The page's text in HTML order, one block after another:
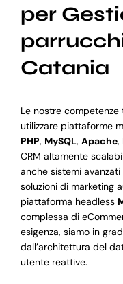
per
Catania
Le nostre
utilizzare piattaforme
PHP, MySQL, Apache,
CRM altamente
anche sistemi avanzati
soluzioni di marketing
piattaforma headless
complessa di
esigenza, siamo in
dall’architettura del
utente reattive.